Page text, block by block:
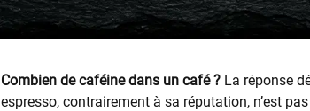
Combien de caféine dans un café ? La réponse
espresso, contrairement à sa réputation, n’est